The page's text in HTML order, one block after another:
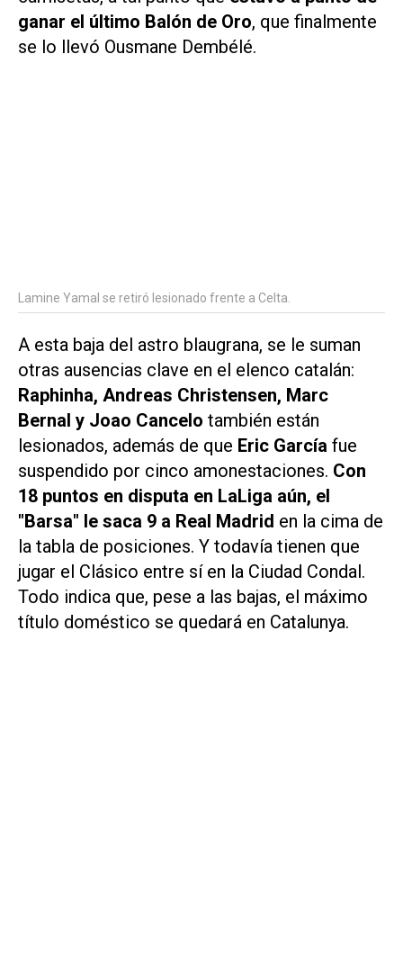
ganar el último Balón de Oro, que finalmente
se lo llevó Ousmane Dembélé.
Lamine Yamal se retiró lesionado frente a Celta.
A esta baja del astro blaugrana, se le suman
otras ausencias clave en el elenco catalán:
Raphinha, Andreas Christensen, Marc
Bernal y Joao Cancelo también están
lesionados, además de que Eric García fue
suspendido por cinco amonestaciones. Con
18 puntos en disputa en LaLiga aún, el
"Barsa" le saca 9 a Real Madrid en la cima de
la tabla de posiciones. Y todavía tienen que
jugar el Clásico entre sí en la Ciudad Condal.
Todo indica que, pese a las bajas, el máximo
título doméstico se quedará en Catalunya.